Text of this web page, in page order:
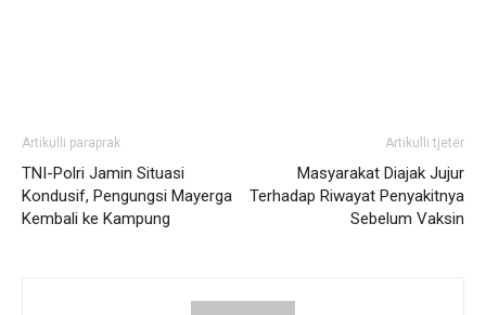
Artikulli paraprak
TNI-Polri Jamin Situasi
Kondusif, Pengungsi Mayerga
Kembali ke Kampung
Artikulli tjetër
Masyarakat Diajak Jujur
Terhadap Riwayat Penyakitnya
Sebelum Vaksin